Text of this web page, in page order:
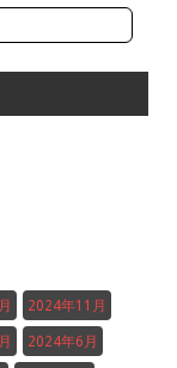
2024年11月
2024年6月